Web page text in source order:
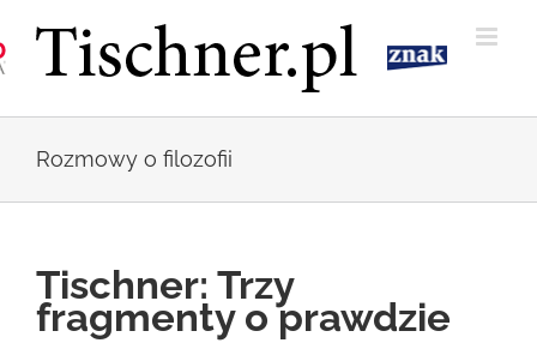
zawartości
Rozmowy o filozofii
Tischner: Trzy
fragmenty o prawdzie